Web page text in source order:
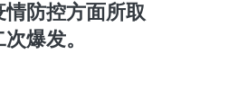
防控方面所取
爆发。